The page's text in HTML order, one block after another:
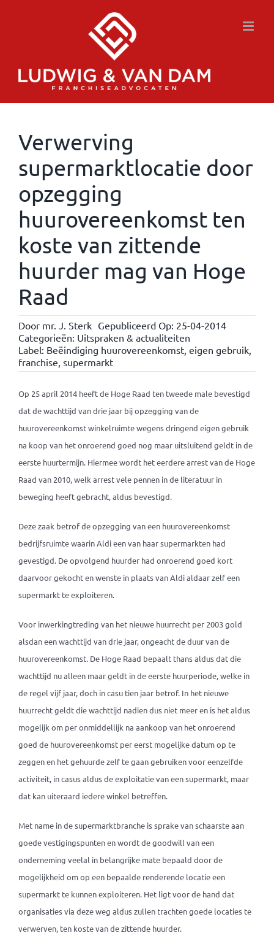
Verwerving
supermarktlocatie door
opzegging
huurovereenkomst ten
koste van zittende
huurder mag van Hoge
Raad
Door mr. J. Sterk Gepubliceerd Op: 25-04-2014
Categorieën: Uitspraken & actualiteiten
Label: Beëindiging huurovereenkomst, eigen gebruik,
franchise, supermarkt
Op 25 april 2014 heeft de Hoge Raad ten tweede male bevestigd
dat de wachttijd van drie jaar bij opzegging van de
huurovereenkomst winkelruimte wegens dringend eigen gebruik
na koop van het onroerend goed nog maar uitsluitend geldt in de
eerste huurtermijn. Hiermee wordt het eerdere arrest van de Hoge
Raad van 2010, welk arrest vele pennen in de literatuur in
beweging heeft gebracht, aldus bevestigd.
Deze zaak betrof de opzegging van een huurovereenkomst
bedrijfsruimte waarin Aldi een van haar supermarkten had
gevestigd. De opvolgend huurder had onroerend goed kort
daarvoor gekocht en wenste in plaats van Aldi aldaar zelf een
supermarkt te exploiteren.
Voor inwerkingtreding van het nieuwe huurrecht per 2003 gold
alsdan een wachttijd van drie jaar, ongeacht de duur van de
huurovereenkomst. De Hoge Raad bepaalt thans aldus dat die
wachttijd nu alleen maar geldt in de eerste huurperiode, welke in
de regel vijf jaar, doch in casu tien jaar betrof. In het nieuwe
huurrecht geldt die wachttijd nadien dus niet meer en is het aldus
mogelijk om per onmiddellijk na aankoop van het onroerend
goed de huurovereenkomst per eerst mogelijke datum op te
zeggen en het gehuurde zelf te gaan gebruiken voor eenzelfde
activiteit, in casus aldus de exploitatie van een supermarkt, maar
dat kan uiteraard iedere winkel betreffen.
Met name in de supermarktbranche is sprake van schaarste aan
goede vestigingspunten en wordt de goodwill van een
onderneming veelal in belangrijke mate bepaald door de
mogelijkheid om op een bepaalde renderende locatie een
supermarkt te kunnen exploiteren. Het ligt voor de hand dat
organisaties via deze weg aldus zullen trachten goede locaties te
verwerven, ten koste van de zittende huurder.